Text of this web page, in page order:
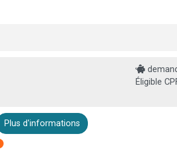
Éligible
Plus d'informations